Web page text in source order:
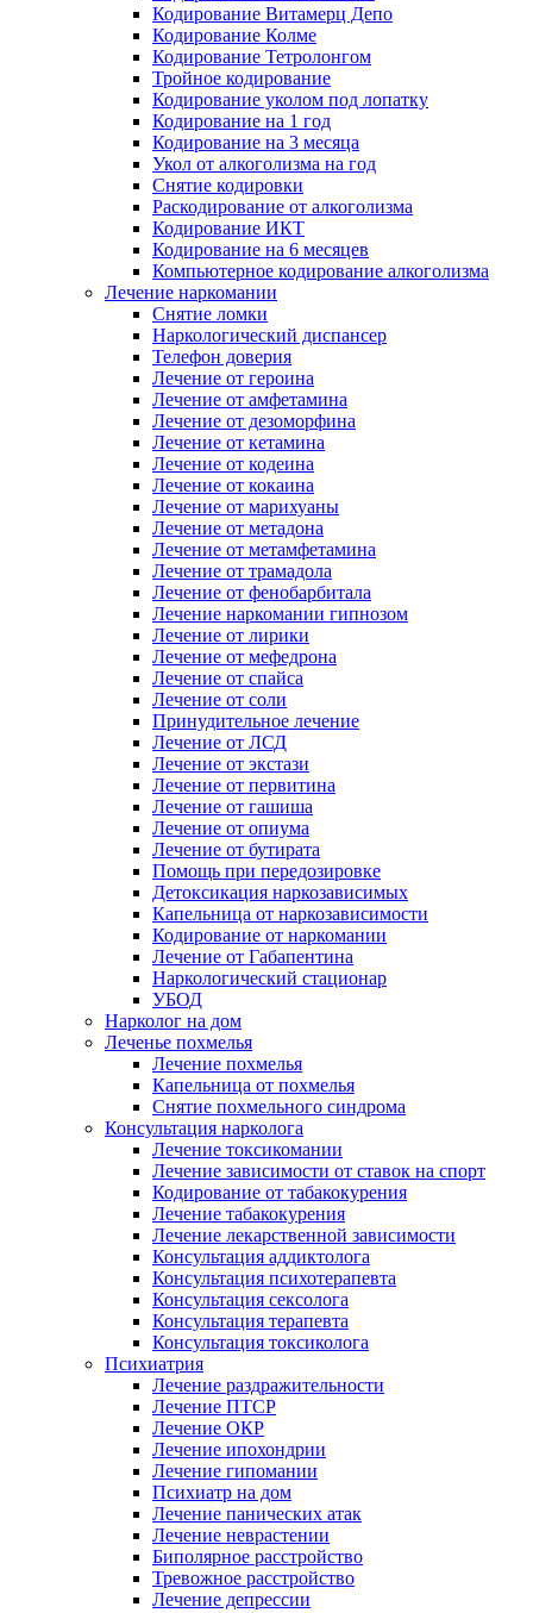
Кодирование Витамерц Депо
Кодирование Колме
Кодирование Тетролонгом
Тройное кодирование
Кодирование уколом под лопатку
Кодирование на 1 год
Кодирование на 3 месяца
Укол от алкоголизма на год
Снятие кодировки
Раскодирование от алкоголизма
Кодирование ИКТ
Кодирование на 6 месяцев
Компьютерное кодирование алкоголизма
Лечение наркомании
Снятие ломки
Наркологический диспансер
Телефон доверия
Лечение от героина
Лечение от амфетамина
Лечение от дезоморфина
Лечение от кетамина
Лечение от кодеина
Лечение от кокаина
Лечение от марихуаны
Лечение от метадона
Лечение от метамфетамина
Лечение от трамадола
Лечение от фенобарбитала
Лечение наркомании гипнозом
Лечение от лирики
Лечение от мефедрона
Лечение от спайса
Лечение от соли
Принудительное лечение
Лечение от ЛСД
Лечение от экстази
Лечение от первитина
Лечение от гашиша
Лечение от опиума
Лечение от бутирата
Помощь при передозировке
Детоксикация наркозависимых
Капельница от наркозависимости
Кодирование от наркомании
Лечение от Габапентина
Наркологический стационар
УБОД
Нарколог на дом
Леченье похмелья
Лечение похмелья
Капельница от похмелья
Снятие похмельного синдрома
Консультация нарколога
Лечение токсикомании
Лечение зависимости от ставок на спорт
Кодирование от табакокурения
Лечение табакокурения
Лечение лекарственной зависимости
Консультация аддиктолога
Консультация психотерапевта
Консультация сексолога
Консультация терапевта
Консультация токсиколога
Психиатрия
Лечение раздражительности
Лечение ПТСР
Лечение ОКР
Лечение ипохондрии
Лечение гипомании
Психиатр на дом
Лечение панических атак
Лечение неврастении
Биполярное расстройство
Тревожное расстройство
Лечение депрессии